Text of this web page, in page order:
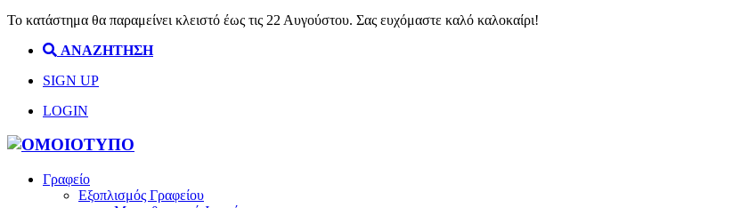
Το κατάστημα θα παραμείνει κλειστό έως τις 22 Αυγούστου. Σας ευχόμαστε καλό καλοκαίρι!
ΑΝΑΖΗΤΗΣΗ
SIGN UP
LOGIN
Γραφείο
Εξοπλισμός Γραφείου